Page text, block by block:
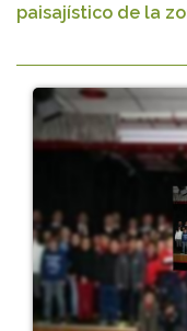
paisajístico de la